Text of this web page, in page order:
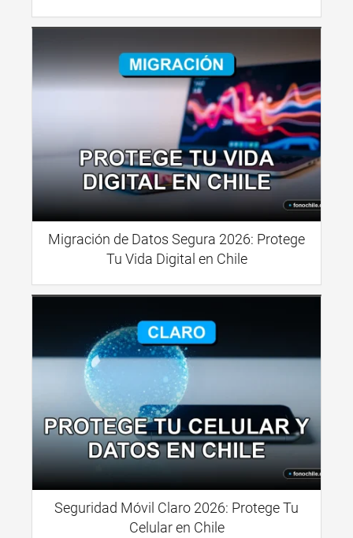
Migración de Datos Segura 2026: Protege
Tu Vida Digital en Chile
Seguridad Móvil Claro 2026: Protege Tu
Celular en Chile